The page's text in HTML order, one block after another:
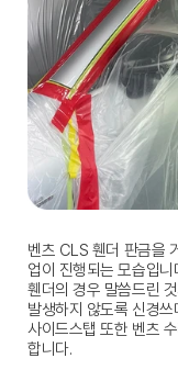
벤츠 CLS 휀더 판금을
업이 진행되는 모습입니
휀더의 경우 말씀드린
발생하지 않도록 신경
사이드스탭 또한 벤츠
합니다.